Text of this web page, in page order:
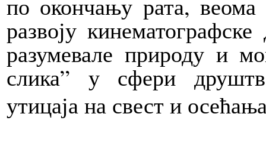
развоју
разумевале природу и
слика” у сфери
утицаја на свест и